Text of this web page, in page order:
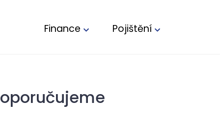
Finance Pojištění